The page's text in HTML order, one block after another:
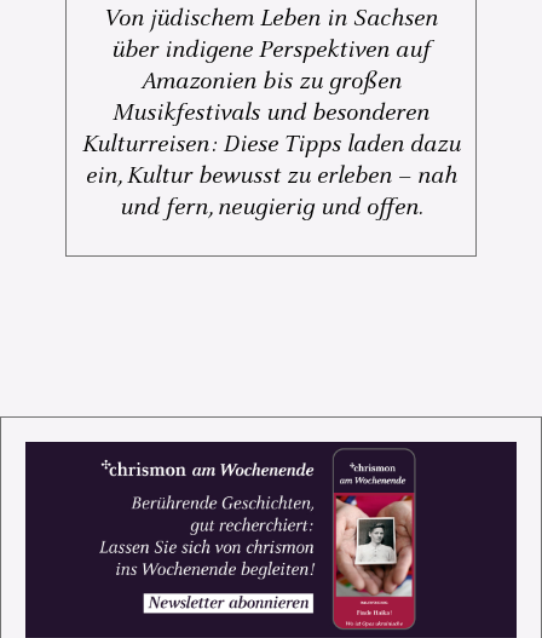
Von jüdischem Leben in Sachsen
über indigene Perspektiven auf
Amazonien bis zu großen
Musikfestivals und besonderen
Kulturreisen: Diese Tipps laden dazu
ein, Kultur bewusst zu erleben – nah
und fern, neugierig und offen.